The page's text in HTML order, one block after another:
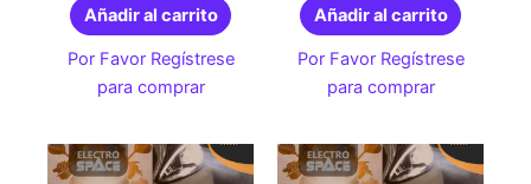
Añadir al carrito
Por Favor Regístrese
para comprar
Añadir al carrito
Por Favor Regístrese
para comprar